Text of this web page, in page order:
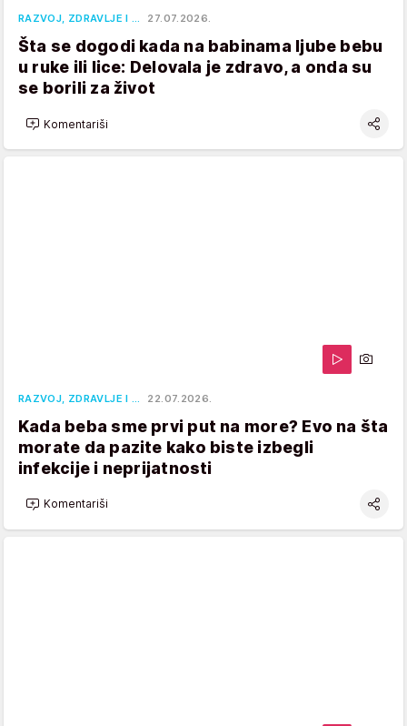
RAZVOJ, ZDRAVLJE I … 27.07.2026.
Šta se dogodi kada na babinama ljube bebu
u ruke ili lice: Delovala je zdravo, a onda su
se borili za život
Komentariši
RAZVOJ, ZDRAVLJE I … 22.07.2026.
Kada beba sme prvi put na more? Evo na šta
morate da pazite kako biste izbegli
infekcije i neprijatnosti
Komentariši